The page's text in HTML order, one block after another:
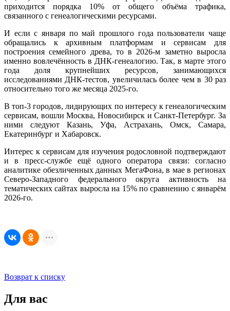
приходится порядка 10% от общего объёма трафика,
связанного с генеалогическими ресурсами.
И если с января по май прошлого года пользователи чаще
обращались к архивным платформам и сервисам для
построения семейного древа, то в 2026-м заметно выросла
именно вовлечённость в ДНК-генеалогию. Так, в марте этого
года доля крупнейших ресурсов, занимающихся
исследованиями ДНК-тестов, увеличилась более чем в 30 раз
относительно того же месяца 2025-го.
В топ-3 городов, лидирующих по интересу к генеалогическим
сервисам, вошли Москва, Новосибирск и Санкт-Петербург. За
ними следуют Казань, Уфа, Астрахань, Омск, Самара,
Екатеринбург и Хабаровск.
Интерес к сервисам для изучения родословной подтверждают
и в пресс-службе ещё одного оператора связи: согласно
аналитике обезличенных данных МегаФона, в мае в регионах
Северо-Западного федерального округа активность на
тематических сайтах выросла на 15% по сравнению с январём
2026-го.
Возврат к списку
Для вас